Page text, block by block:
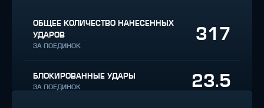
ОБЩЕЕ КОЛИЧЕСТВО НАНЕСЕННЫХ
УДАРОВ
ЗА ПОЕДИНОК
317
БЛОКИРОВАННЫЕ УДАРЫ
ЗА ПОЕДИНОК 23.5